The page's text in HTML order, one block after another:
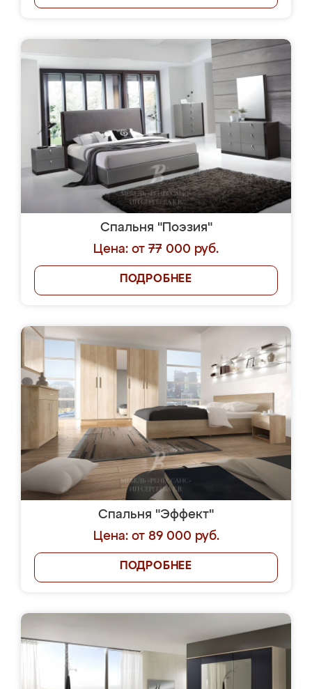
Спальня "Поэзия"
Цена: от 77 000 руб.
ПОДРОБНЕЕ
Спальня "Эффект"
Цена: от 89 000 руб.
ПОДРОБНЕЕ